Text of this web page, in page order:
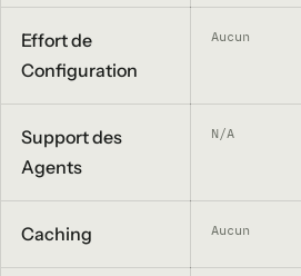
Effort de
Configuration
Aucun
Support des
Agents
N/A
Caching Aucun